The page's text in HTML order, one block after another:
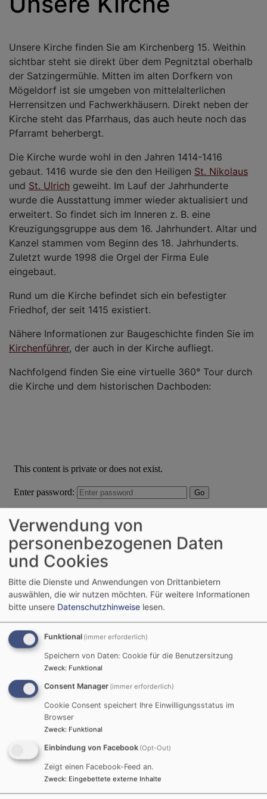
Unsere Kirche finden Sie am Kirchenberg 15. Weithin
sichtbar steht sie direkt über dem Pegnitztal oberhalb
der Satzingermühle. Mitten im alten Dorfkern von
Mögeldorf ist sie umgeben von mittelalterlichen
Herrensitzen und Fachwerkhäusern. Direkt neben der
Kirche steht das Pfarrhaus, das auch heute noch das
Pfarramt beherbergt.
Die Kirche wurde wohl in den Jahren 1414-1416
gebaut. 1416 wurde sie den den Heiligen St. Nikolaus
und St. Ulrich geweiht. Im Lauf der Jahrhunderte
wurde die Ausstattung immer wieder aktualisiert und
erweitert. So findet sich im Inneren z. B. eine
Kreuzigungsgruppe aus dem 16. Jahrhundert. Altar und
Kanzel stammen vom Beginn des 18. Jahrhunderts.
Zuletzt wurde 1998 die Orgel der Firma Eule
eingebaut.
Rund um die Kirche befindet sich ein befestigter
Friedhof, der seit 1415 existiert.
Nähere Informationen zur Baugeschichte finden Sie im
Kirchenführer, der auch in der Kirche aufliegt.
Nachfolgend finden Sie eine virtuelle 360° Tour durch
die Kirche und dem historischen Dachboden:
Verwendung von
personenbezogenen Daten
und Cookies
Bitte die Dienste und Anwendungen von Drittanbietern
auswählen, die wir nutzen möchten. Für weitere Informationen
bitte unsere Datenschutzhinweise lesen.
Funktional (immer erforderlich)
Speichern von Daten: Cookie für die Benutzersitzung
Zweck: Funktional
Consent Manager (immer erforderlich)
Cookie Consent speichert Ihre Einwilligungsstatus im
Browser
Zweck: Funktional
Einbindung von Facebook (Opt-Out)
Zeigt einen Facebook-Feed an.
Zweck: Eingebettete externe Inhalte